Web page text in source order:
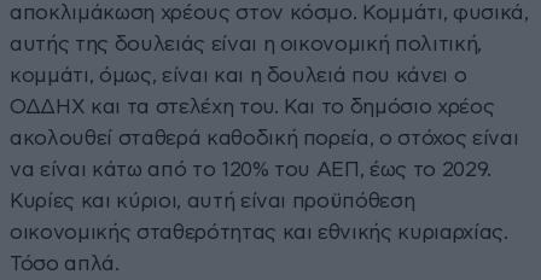
αποκλιμάκωση χρέους στον κόσμο. Κομμάτι, φυσικά,
αυτής της δουλειάς είναι η οικονομική πολιτική,
κομμάτι, όμως, είναι και η δουλειά που κάνει ο
ΟΔΔΗΧ και τα στελέχη του. Και το δημόσιο χρέος
ακολουθεί σταθερά καθοδική πορεία, ο στόχος είναι
να είναι κάτω από το 120% του ΑΕΠ, έως το 2029.
Κυρίες και κύριοι, αυτή είναι προϋπόθεση
οικονομικής σταθερότητας και εθνικής κυριαρχίας.
Τόσο απλά.